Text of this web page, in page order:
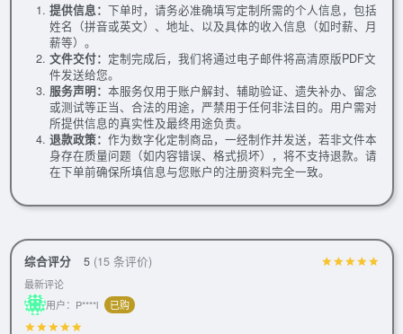
提供信息： 下单时，请务必准确填写定制所需的个人信息，包括
姓名（拼音或英文）、地址、以及具体的收入信息（如时薪、月
薪等）。
文件交付： 定制完成后，我们将通过电子邮件将高清原版PDF文
件发送给您。
服务声明： 本服务仅用于账户解封、辅助验证、遗失补办、留念
或测试等正当、合法的用途，严禁用于任何非法目的。用户需对
所提供信息的真实性及最终用途负责。
退款政策： 作为数字化定制商品，一经制作并发送，若非文件本
身存在质量问题（如内容错误、格式损坏），将不支持退款。请
在下单前确保所填信息与您账户的注册资料完全一致。
综合评分 5 (15 条评价)
最新评论
用户：P****l
已购